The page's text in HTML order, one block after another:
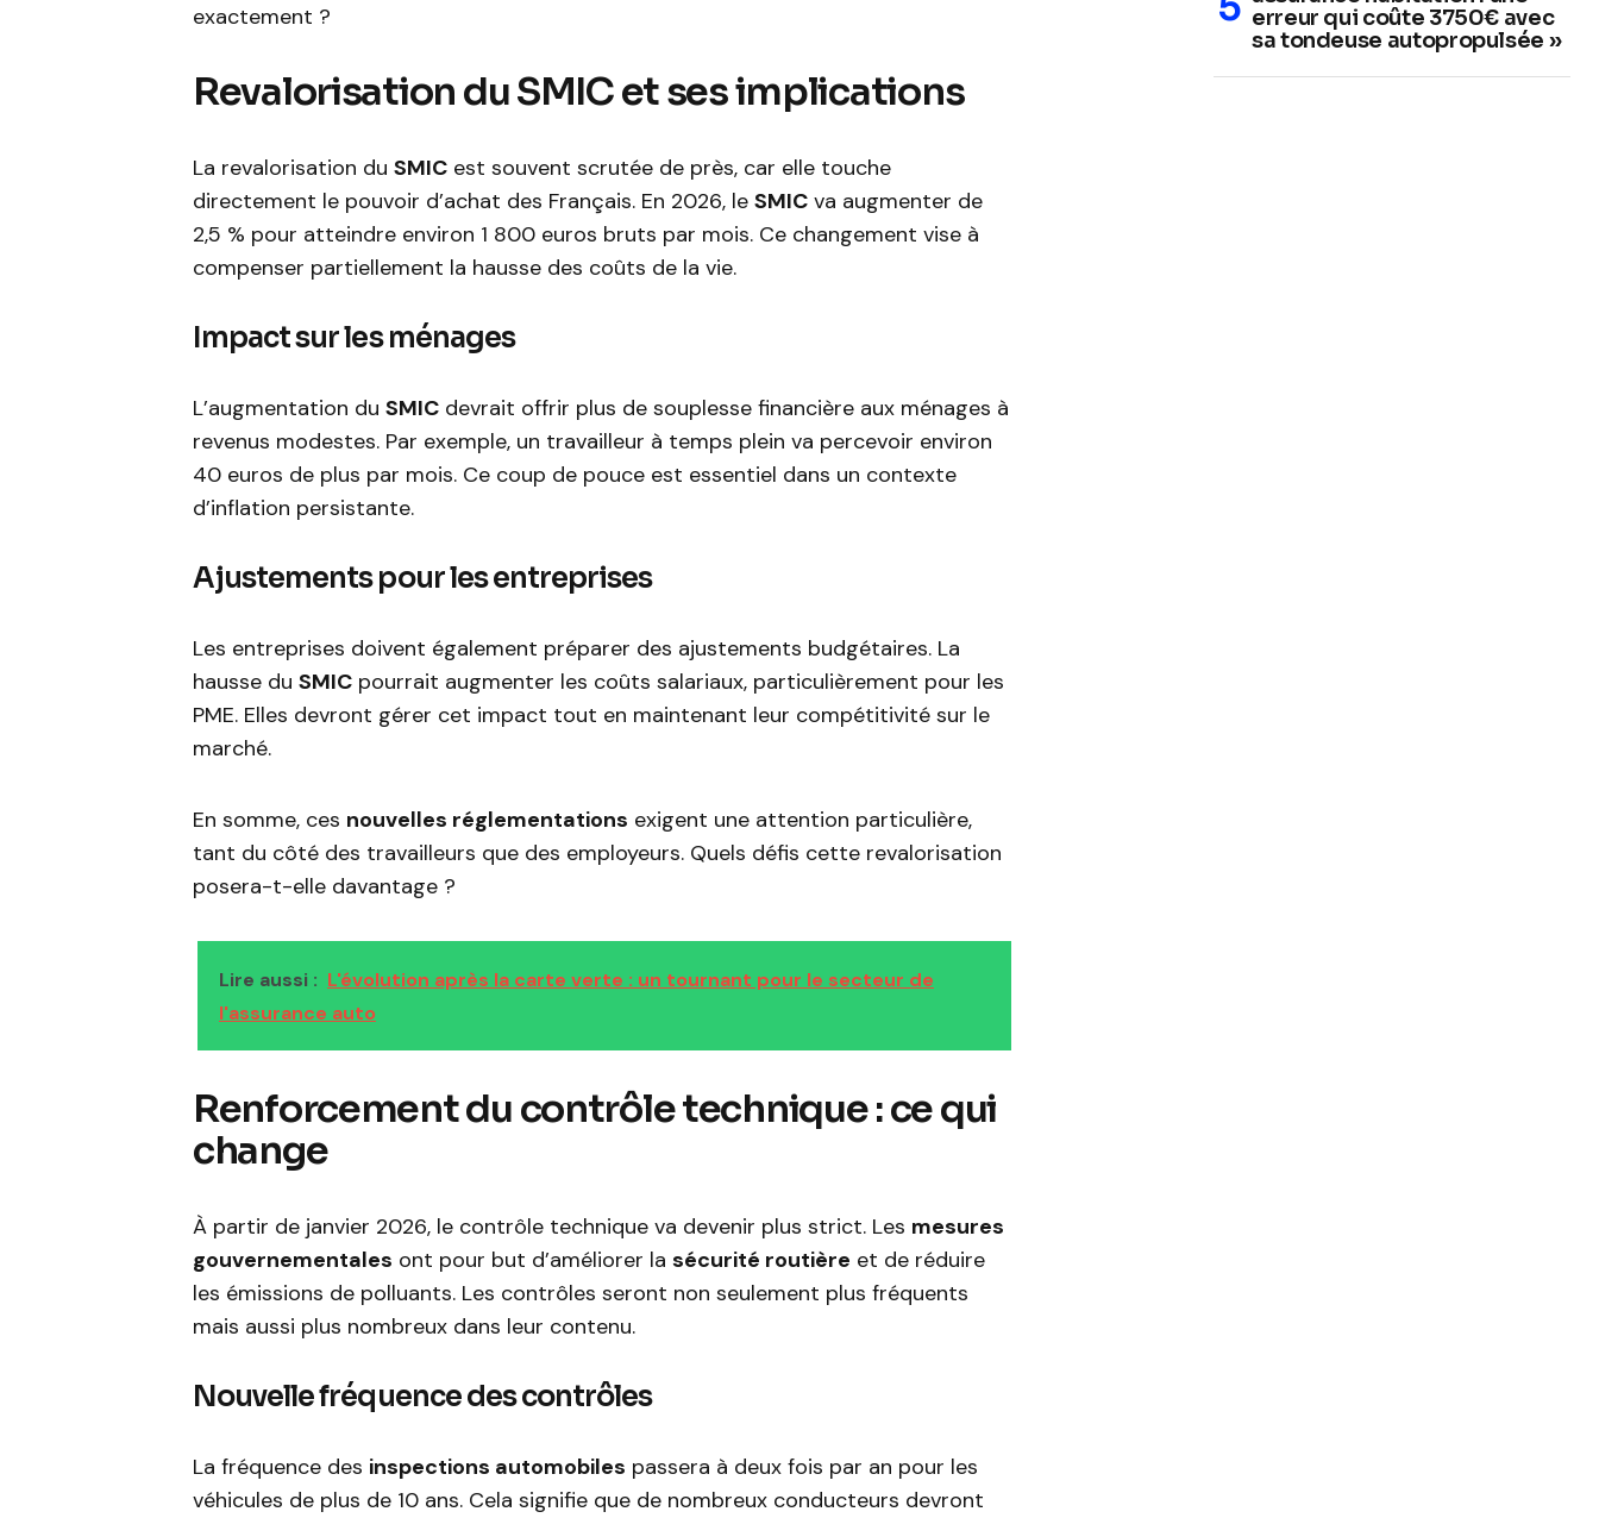
exactement ?
Revalorisation du SMIC et ses implications
La revalorisation du SMIC est souvent scrutée de près, car elle touche
directement le pouvoir d’achat des Français. En 2026, le SMIC va augmenter de
2,5 % pour atteindre environ 1 800 euros bruts par mois. Ce changement vise à
compenser partiellement la hausse des coûts de la vie.
Impact sur les ménages
L’augmentation du SMIC devrait offrir plus de souplesse financière aux ménages à
revenus modestes. Par exemple, un travailleur à temps plein va percevoir environ
40 euros de plus par mois. Ce coup de pouce est essentiel dans un contexte
d’inflation persistante.
Ajustements pour les entreprises
Les entreprises doivent également préparer des ajustements budgétaires. La
hausse du SMIC pourrait augmenter les coûts salariaux, particulièrement pour les
PME. Elles devront gérer cet impact tout en maintenant leur compétitivité sur le
marché.
En somme, ces nouvelles réglementations exigent une attention particulière,
tant du côté des travailleurs que des employeurs. Quels défis cette revalorisation
posera-t-elle davantage ?
Lire aussi : L'évolution après la carte verte : un tournant pour le secteur de
l'assurance auto
Renforcement du contrôle technique : ce qui
change
À partir de janvier 2026, le contrôle technique va devenir plus strict. Les mesures
gouvernementales ont pour but d’améliorer la sécurité routière et de réduire
les émissions de polluants. Les contrôles seront non seulement plus fréquents
mais aussi plus nombreux dans leur contenu.
Nouvelle fréquence des contrôles
La fréquence des inspections automobiles passera à deux fois par an pour les
véhicules de plus de 10 ans. Cela signifie que de nombreux conducteurs devront
erreur qui coûte 3750€ avec
sa tondeuse autopropulsée »